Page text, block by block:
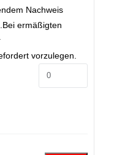
Nachweis
ermäßigten
vorzulegen.